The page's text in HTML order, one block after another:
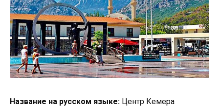
Название на русском языке: Центр Кемера